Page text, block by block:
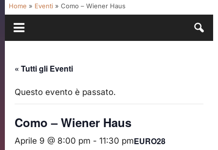
Home » Eventi » Como – Wiener Haus
« Tutti gli Eventi
Questo evento è passato.
Como – Wiener Haus
Aprile 9 @ 8:00 pm - 11:30 pmEURO28